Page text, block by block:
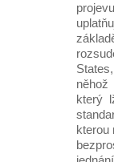
něhož
který
kterou